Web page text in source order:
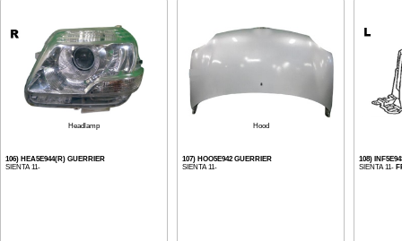
Headlamp
106) HEA5E944(R) GUERRIER
SIENTA 11-
Hood
107) HOO5E942 GUERRIER
SIENTA 11-
108)
SIENTA 11-